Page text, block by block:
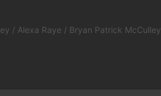
/ Alexa Raye / Bryan Patrick